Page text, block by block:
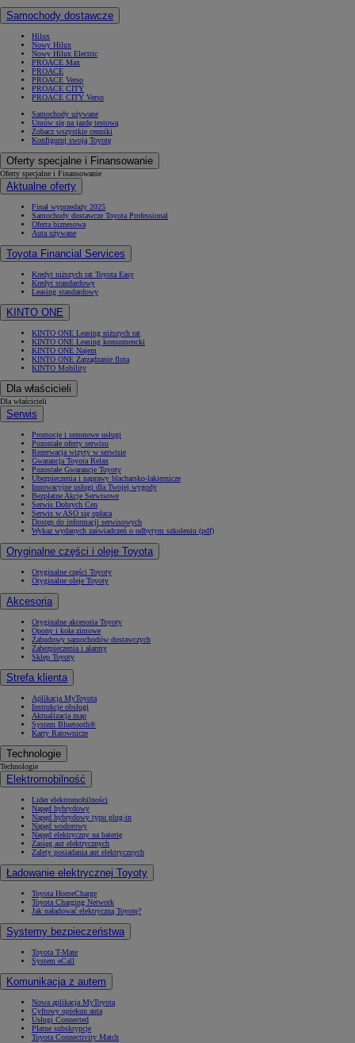
Samochody dostawcze
Hilux
Nowy Hilux
Nowy Hilux Electric
PROACE Max
PROACE
PROACE Verso
PROACE CITY
PROACE CITY Verso
Samochody używane
Umów się na jazdę testową
Zobacz wszystkie cenniki
Konfiguruj swoją Toyotę
Oferty specjalne i Finansowanie
Oferty specjalne i Finansowanie
Aktualne oferty
Finał wyprzedaży 2025
Samochody dostawcze Toyota Professional
Oferta biznesowa
Auta używane
Toyota Financial Services
Kredyt niższych rat Toyota Easy
Kredyt standardowy
Leasing standardowy
KINTO ONE
KINTO ONE Leasing niższych rat
KINTO ONE Leasing konsumencki
KINTO ONE Najem
KINTO ONE Zarządzanie flotą
KINTO Mobility
Dla właścicieli
Dla właścicieli
Serwis
Promocje i sezonowe usługi
Pozostałe oferty serwisu
Rezerwacja wizyty w serwisie
Gwarancja Toyota Relax
Pozostałe Gwarancje Toyoty
Ubezpieczenia i naprawy blacharsko-lakiernicze
Innowacyjne usługi dla Twojej wygody
Bezpłatne Akcje Serwisowe
Serwis Dobrych Cen
Serwis w ASO się opłaca
Dostęp do informacji serwisowych
Wykaz wydanych zaświadczeń o odbytym szkoleniu (pdf)
Oryginalne części i oleje Toyota
Oryginalne części Toyoty
Oryginalne oleje Toyoty
Akcesoria
Oryginalne akcesoria Toyoty
Opony i koła zimowe
Zabudowy samochodów dostawczych
Zabezpieczenia i alarmy
Sklep Toyoty
Strefa klienta
Aplikacja MyToyota
Instrukcje obsługi
Aktualizacja map
System Bluetooth®
Karty Ratownicze
Technologie
Technologie
Elektromobilność
Lider elektromobilności
Napęd hybrydowy
Napęd hybrydowy typu plug-in
Napęd wodorowy
Napęd elektryczny na baterię
Zasięg aut elektrycznych
Zalety posiadania aut elektrycznych
Ładowanie elektrycznej Toyoty
Toyota HomeCharge
Toyota Charging Network
Jak naładować elektryczną Toyotę?
Systemy bezpieczeństwa
Toyota T-Mate
System eCall
Komunikacja z autem
Nowa aplikacja MyToyota
Cyfrowy opiekun auta
Usługi Connected
Płatne subskrypcje
Toyota Connectivity Match